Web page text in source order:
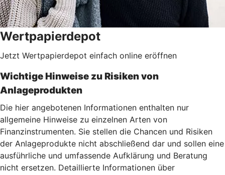
Wertpapierdepot
Jetzt Wertpapierdepot einfach online eröffnen
Wichtige Hinweise zu Risiken von
Anlageprodukten
Die hier angebotenen Informationen enthalten nur
allgemeine Hinweise zu einzelnen Arten von
Finanzinstrumenten. Sie stellen die Chancen und Risiken
der Anlageprodukte nicht abschließend dar und sollen eine
ausführliche und umfassende Aufklärung und Beratung
nicht ersetzen. Detaillierte Informationen über